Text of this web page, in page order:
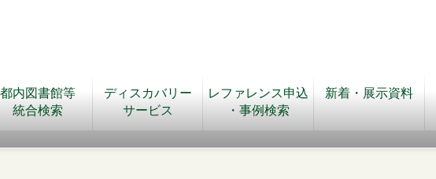
都内図書館等
統合検索
ディスカバリー
サービス
レファレンス申込
・事例検索
新着・展示資料